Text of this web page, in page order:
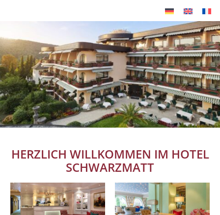
HERZLICH WILLKOMMEN IM HOTEL
SCHWARZMATT